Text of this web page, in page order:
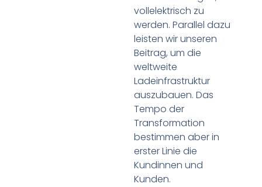
vollelektrisch zu
werden. Parallel dazu
leisten wir unseren
Beitrag, um die
weltweite
Ladeinfrastruktur
auszubauen. Das
Tempo der
Transformation
bestimmen aber in
erster Linie die
Kundinnen und
Kunden.